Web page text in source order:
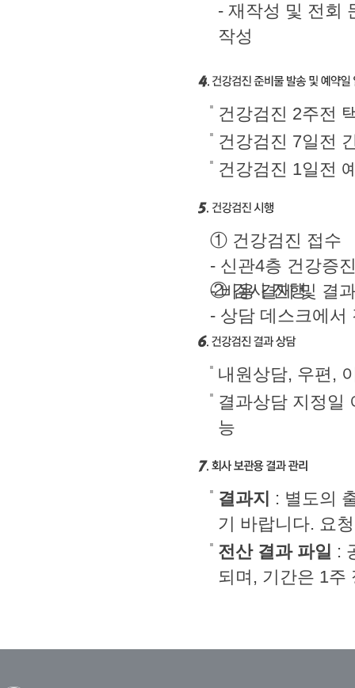
- 재작성 및 전회
작성
건강검진 2주전
건강검진 7일전
건강검진 1일전
① 건강검진 접수
- 신관4층 건강증
- 비용 결제 및 결
② 검사 진행
- 상담 데스크에서
내원상담, 우편,
결과상담 지정일
능
결과지 : 별도의
기 바랍니다. 요
전산 결과 파일 :
되며, 기간은 1주